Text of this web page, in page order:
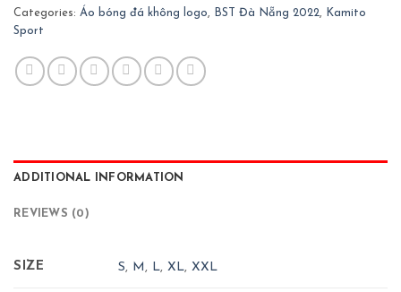
Categories: Áo bóng đá không logo, BST Đà Nẵng 2022,
Kamito
Sport
ADDITIONAL INFORMATION
REVIEWS (0)
SIZE S, M , L,XL,XXL